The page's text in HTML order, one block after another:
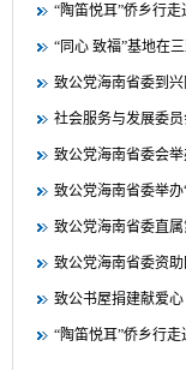
“陶笛悦耳”侨乡行
“同心 致福”基地在
致公党海南省委到
社会服务与发展委
致公党海南省委会举
致公党海南省委举
致公党海南省委直
致公党海南省委资
致公书屋捐建献爱心
“陶笛悦耳”侨乡行